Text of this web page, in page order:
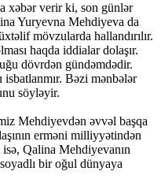
xəbər verir ki, son günlər
Yuryevna Mehdiyeva da
mövzularda hallandırılır.
haqda iddialar dolaşır.
dövrdən gündəmdədir.
isbatlanmır. Bəzi mənbələr
söyləyir.
Mehdiyevdən əvvəl başqa
erməni milliyyətindən
Qalina Mehdiyevanın
bir oğul dünyaya